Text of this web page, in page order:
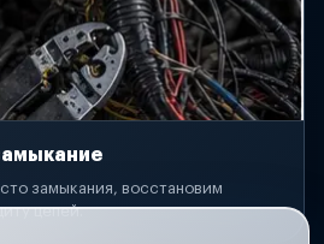
замыкания, восстановим
цепей.